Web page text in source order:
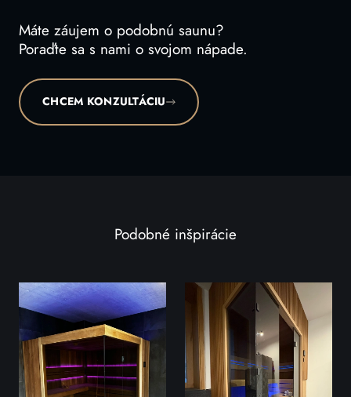
Máte záujem o podobnú saunu?
Poraďte sa s nami o svojom nápade.
CHCEM KONZULTÁCIU
Podobné inšpirácie